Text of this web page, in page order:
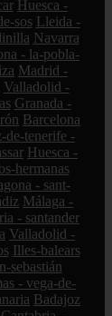
Huesca -
sos Lleida -
Navarra
- la-pobla-
Madrid -
Valladolid -
Granada -
Barcelona
de-tenerife -
Huesca -
hermanas
- sant-
Málaga -
- santander
Valladolid -
Illes-balears
sebastián
- vega-de-
Badajoz